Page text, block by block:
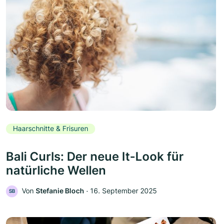
Haarschnitte & Frisuren
Bali Curls: Der neue It-Look für
natürliche Wellen
SB Von Stefanie Bloch ‧ 16. September 2025